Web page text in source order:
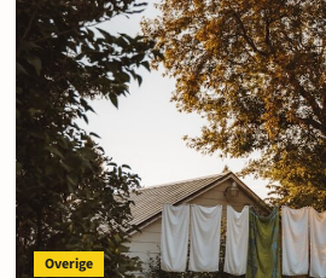
Overige